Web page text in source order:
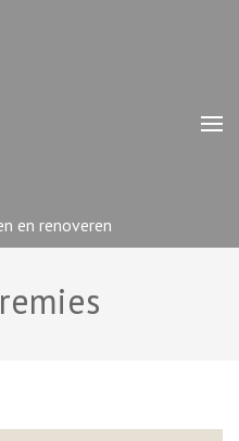
en renoveren